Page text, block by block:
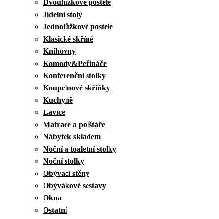
Dvoulůžkové postele
Jídelní stoly
Jednolůžkové postele
Klasické skříně
Knihovny
Komody&Peřináče
Konferenční stolky
Koupelnové skříňky
Kuchyně
Lavice
Matrace a polštáře
Nábytek skladem
Noční a toaletní stolky
Noční stolky
Obývací stěny
Obývákové sestavy
Okna
Ostatní